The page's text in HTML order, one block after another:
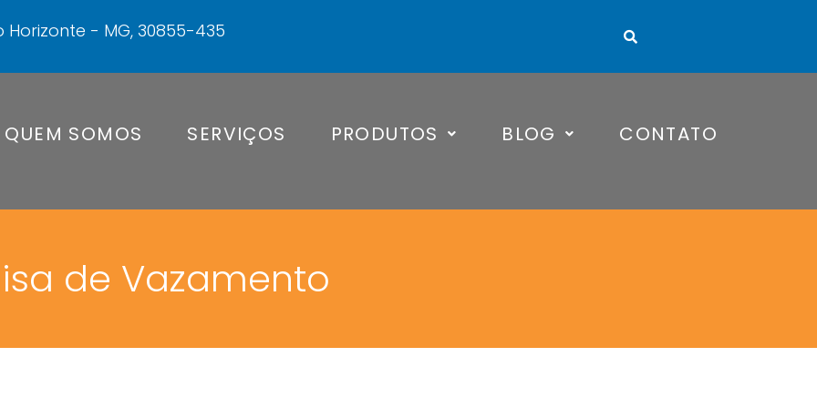
Horizonte - MG, 30855-435
QUEM SOMOS SERVIÇOS PRODUTOS BLOG CONTATO
de Vazamento